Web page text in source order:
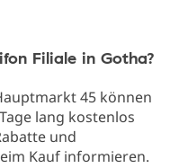
Filiale in Gotha?
45 können
lang kostenlos
und
Kauf informieren.